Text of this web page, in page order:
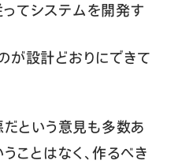
ってシステムを開発す
が設計どおりにできて
だという意見も多数あ
ことはなく、作るべき